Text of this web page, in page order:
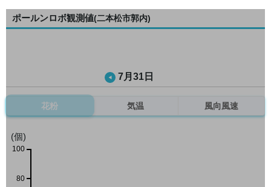
ポールンロボ観測値(二本松市郭内)
7月31日
花粉 気温 風向風速
(個)
80
100